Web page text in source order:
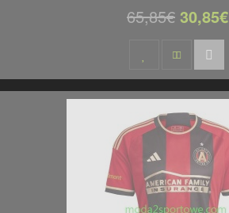
65,85€ 30,85€